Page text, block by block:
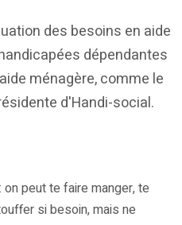
des besoins en aide
dépendantes
ménagère, comme le
d'Handi-social.
peut te faire manger, te
si besoin, mais ne